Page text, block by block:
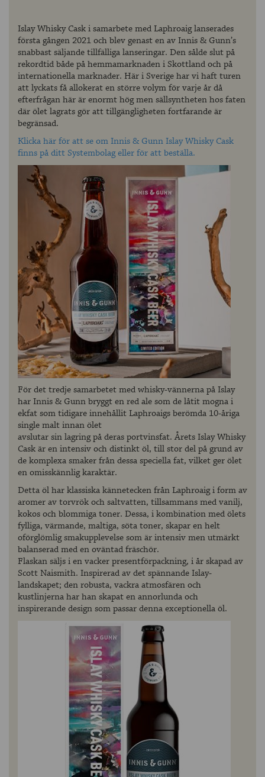
Islay Whisky Cask i samarbete med Laphroaig lanserades
första gången 2021 och blev genast en av Innis & Gunn’s
snabbast säljande tillfälliga lanseringar. Den sålde slut på
rekordtid både på hemmamarknaden i Skottland och på
internationella marknader. Här i Sverige har vi haft turen
att lyckats få allokerat en större volym för varje år då
efterfrågan här är enormt hög men sällsyntheten hos faten
där ölet lagrats gör att tillgängligheten fortfarande är
begränsad.
Klicka här för att se om Innis & Gunn Islay Whisky Cask
finns på ditt Systembolag eller för att beställa.
För det tredje samarbetet med whisky-vännerna på Islay
har Innis & Gunn bryggt en red ale som de låtit mogna i
ekfat som tidigare innehållit Laphroaigs berömda 10-åriga
single malt innan ölet
avslutar sin lagring på deras portvinsfat. Årets Islay Whisky
Cask är en intensiv och distinkt öl, till stor del på grund av
de komplexa smaker från dessa speciella fat, vilket ger ölet
en omisskännlig karaktär.
Detta öl har klassiska kännetecken från Laphroaig i form av
aromer av torvrök och saltvatten, tillsammans med vanilj,
kokos och blommiga toner. Dessa, i kombination med ölets
fylliga, värmande, maltiga, söta toner, skapar en helt
oförglömlig smakupplevelse som är intensiv men utmärkt
balanserad med en oväntad fräschör.
Flaskan säljs i en vacker presentförpackning, i år skapad av
Scott Naismith. Inspirerad av det spännande Islay-
landskapet; den robusta, vackra atmosfären och
kustlinjerna har han skapat en annorlunda och
inspirerande design som passar denna exceptionella öl.